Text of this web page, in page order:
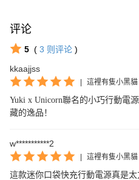
评论
5 ( 3 则评论 )
kkaajjss
| 這裡有隻小黑貓
Yuki x Unicorn聯名的小巧行動電
藏的逸品！
w***********2
| 這裡有隻小黑貓
這款迷你口袋快充行動電源真是